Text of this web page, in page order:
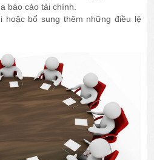
báo cáo tài chính.
hoặc bổ sung thêm những điều lệ